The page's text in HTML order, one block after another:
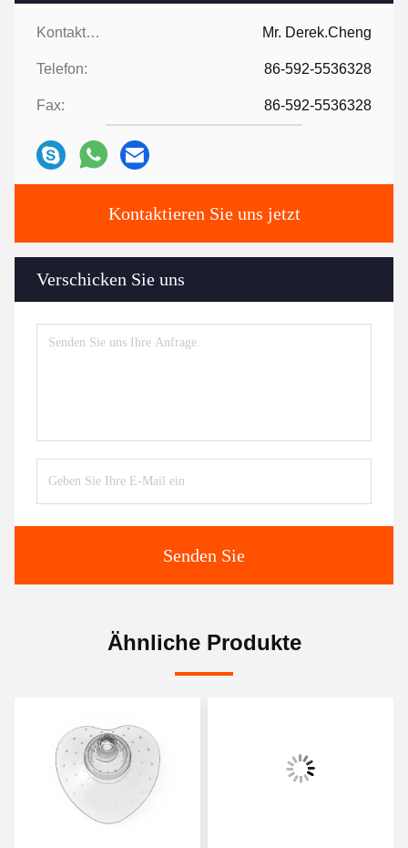
Kontaktpersonen: Mr. Derek.Cheng
Telefon: 86-592-5536328
Fax: 86-592-5536328
Kontaktieren Sie uns jetzt
Verschicken Sie uns
Senden Sie
Ähnliche Produkte